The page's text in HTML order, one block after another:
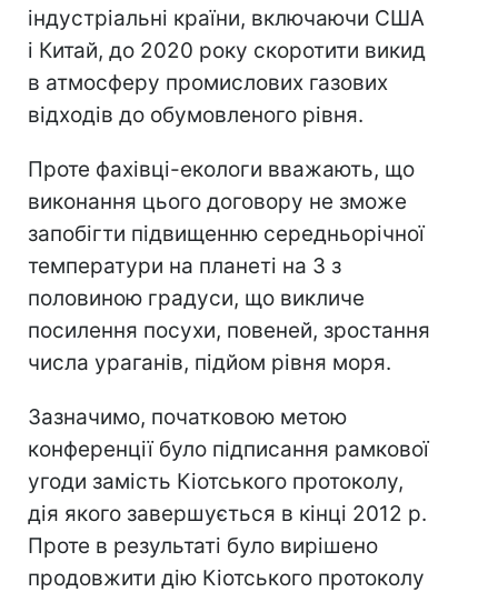
індустріальні країни, включаючи США
і Китай, до 2020 року скоротити викид
в атмосферу промислових газових
відходів до обумовленого рівня.
Проте фахівці-екологи вважають, що
виконання цього договору не зможе
запобігти підвищенню середньорічної
температури на планеті на 3 з
половиною градуси, що викличе
посилення посухи, повеней, зростання
числа ураганів, підйом рівня моря.
Зазначимо, початковою метою
конференції було підписання рамкової
угоди замість Кіотського протоколу,
дія якого завершується в кінці 2012 р.
Проте в результаті було вирішено
продовжити дію Кіотського протоколу